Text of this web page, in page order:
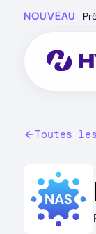
NOUVEAU
Toutes
Image